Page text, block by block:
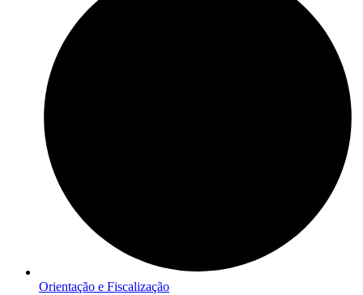
Orientação e Fiscalização